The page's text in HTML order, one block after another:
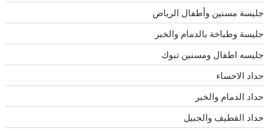
جليسة مسنين وأطفال الرياض
جليسة وطباخة بالدمام والخبر
جليسه اطفال ومسنين تبوك
حداد الاحساء
حداد الدمام والخبر
حداد القطيف والجبيل